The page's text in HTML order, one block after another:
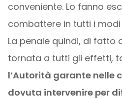
conveniente. Lo fanno
combattere in tutti i
La penale quindi, di fatto
tornata a tutti gli effetti,
l’Autorità garante nelle
dovuta intervenire per